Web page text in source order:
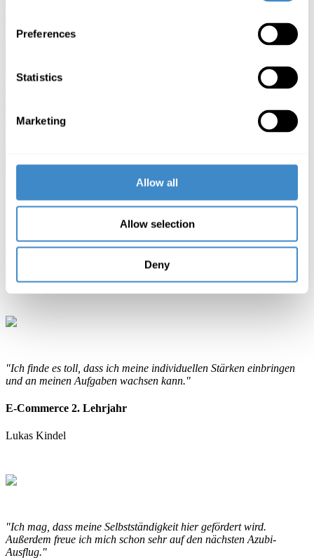
Preferences
Statistics
Marketing
Allow all
Allow selection
Deny
+49 461 77303-411
"Besonders gut gefällt mir der Azubi Zusammenhalt und wie viel
Wert auf die Weiterentwicklung der Azubis gelegt wird."
Groß & Außenhandel 1. Lehrjahr
"Ich finde es toll, dass ich meine individuellen Stärken einbringen
und an meinen Aufgaben wachsen kann."
E-Commerce 2. Lehrjahr
Lukas Kindel
"Ich mag, dass meine Selbstständigkeit hier gefördert wird.
Außerdem freue ich mich schon sehr auf den nächsten Azubi-
Ausflug."